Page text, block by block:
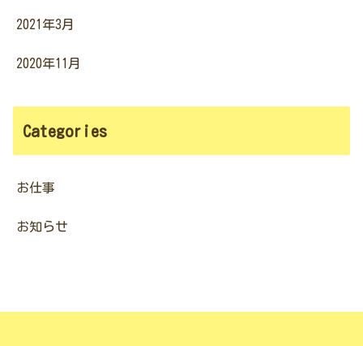
2021年3月
2020年11月
Categories
お仕事
お知らせ